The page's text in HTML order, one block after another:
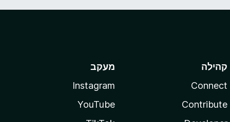
קהילה
Connect
Contribute
מעקב
Instagram
YouTube